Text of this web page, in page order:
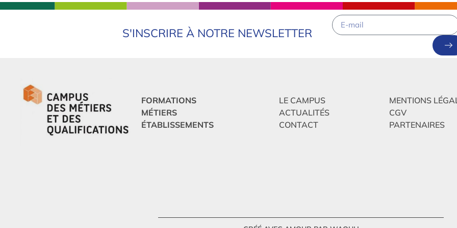
S'INSCRIRE À NOTRE NEWSLETTER
FORMATIONS
MÉTIERS
ÉTABLISSEMENTS
LE CAMPUS
ACTUALITÉS
CONTACT
MENTIONS
CGV
PARTENAIRES